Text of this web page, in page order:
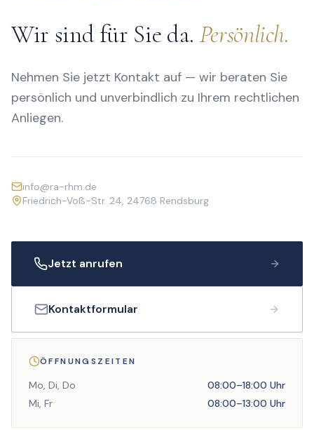
Wir sind für Sie da. Persönlich.
Nehmen Sie jetzt Kontakt auf — wir beraten Sie
persönlich und unverbindlich zu Ihrem rechtlichen
Anliegen.
info@ra-rhm.de
Friedrich-Voß-Str. 24, 24768 Rendsburg
Jetzt anrufen
Kontaktformular
ÖFFNUNGSZEITEN
Mo, Di, Do 08:00–18:00 Uhr
Mi, Fr
08:00–13:00 Uhr